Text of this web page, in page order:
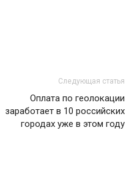
Следующая статья
Оплата по геолокации
заработает в 10 российских
городах уже в этом году